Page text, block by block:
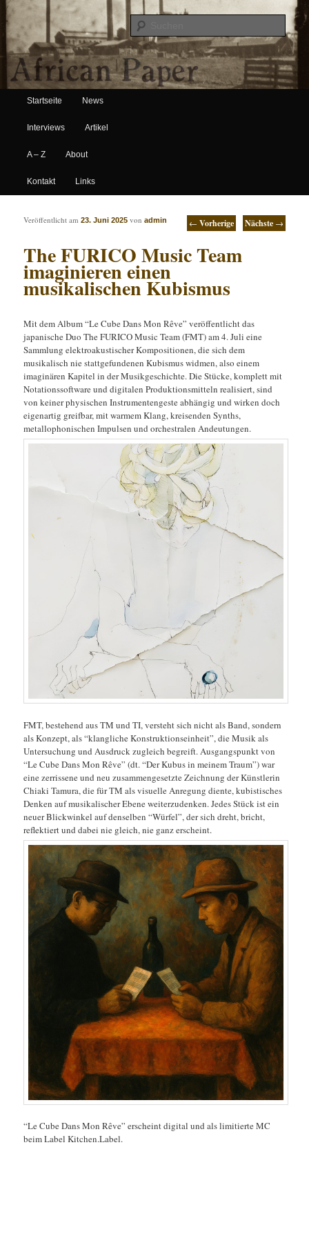
African Paper
Hauptmenü
Zum Inhalt wechseln
Zum sekundären Inhalt wechseln
Startseite News
Interviews Artikel
A – Z About
Kontakt Links
Artikelnavigation ← Vorherige Nächste →
The FURICO Music Team
imaginieren einen
musikalischen Kubismus
Veröffentlicht am23. Juni 2025 vonadmin
Mit dem Album “Le Cube Dans Mon Rêve” veröffentlicht das
japanische Duo The FURICO Music Team (FMT) am 4. Juli eine
Sammlung elektroakustischer Kompositionen, die sich dem
musikalisch nie stattgefundenen Kubismus widmen, also einem
imaginären Kapitel in der Musikgeschichte. Die Stücke, komplett mit
Notationssoftware und digitalen Produktionsmitteln realisiert, sind
von keiner physischen Instrumentengeste abhängig und wirken doch
eigenartig greifbar, mit warmem Klang, kreisenden Synths,
metallophonischen Impulsen und orchestralen Andeutungen.
FMT, bestehend aus TM und TI, versteht sich nicht als Band, sondern
als Konzept, als “klangliche Konstruktionseinheit”, die Musik als
Untersuchung und Ausdruck zugleich begreift. Ausgangspunkt von
“Le Cube Dans Mon Rêve” (dt. “Der Kubus in meinem Traum”) war
eine zerrissene und neu zusammengesetzte Zeichnung der Künstlerin
Chiaki Tamura, die für TM als visuelle Anregung diente, kubistisches
Denken auf musikalischer Ebene weiterzudenken. Jedes Stück ist ein
neuer Blickwinkel auf denselben “Würfel”, der sich dreht, bricht,
reflektiert und dabei nie gleich, nie ganz erscheint.
“Le Cube Dans Mon Rêve” erscheint digital und als limitierte MC
beim Label Kitchen.Label.